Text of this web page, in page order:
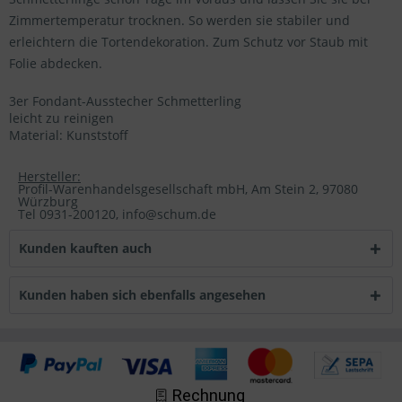
Zimmertemperatur trocknen. So werden sie stabiler und
erleichtern die Tortendekoration. Zum Schutz vor Staub mit
Folie abdecken.
3er Fondant-Ausstecher Schmetterling
leicht zu reinigen
Material: Kunststoff
Hersteller:
Profil-Warenhandelsgesellschaft mbH, Am Stein 2, 97080
Würzburg
Tel 0931-200120, info@schum.de
Kunden kauften auch
Kunden haben sich ebenfalls angesehen